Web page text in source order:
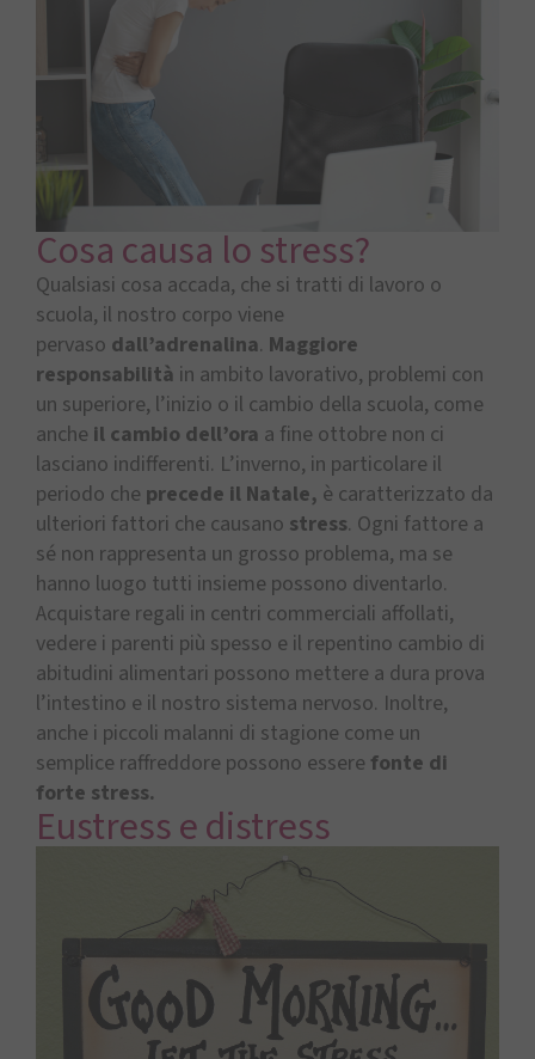
Cosa causa lo stress?
Qualsiasi cosa accada, che si tratti di lavoro o
scuola, il nostro corpo viene
pervaso dall’adrenalina. Maggiore
responsabilità in ambito lavorativo, problemi con
un superiore, l’inizio o il cambio della scuola, come
anche il cambio dell’ora a fine ottobre non ci
lasciano indifferenti. L’inverno, in particolare il
periodo che precede il Natale, è caratterizzato da
ulteriori fattori che causano stress. Ogni fattore a
sé non rappresenta un grosso problema, ma se
hanno luogo tutti insieme possono diventarlo.
Acquistare regali in centri commerciali affollati,
vedere i parenti più spesso e il repentino cambio di
abitudini alimentari possono mettere a dura prova
l’intestino e il nostro sistema nervoso. Inoltre,
anche i piccoli malanni di stagione come un
semplice raffreddore possono essere fonte di
forte stress.
Eustress e distress